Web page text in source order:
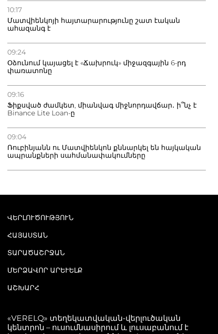
10:17
Մատվիենկոյի հայտարարությունը շատ էական
ահազանգ է
09:24
Օձունում կայացել է «Ճախրուկ» միջազգային 6-րդ
փառատոնը
09:16
Ֆիքսված ժամկետ, միանվագ միջնորդավճար․ ի՞նչ է
Binance Lite Loan-ը
09:04
Ռուբինյանն ու Մատվիենկոն քննարկել են հայկական
ապրանքների սահմանափակումները
ՎԵՐԼՈՒԾՈՒԹՅՈՒՆ
ՀԱՅԱՍՏԱՆ
ՏԱՐԱԾԱՇՐՋԱՆ
ՄԵՐՁԱՎՈՐ ԱՐԵՒԵԼՔ
ԱՇԽԱՐՀ
«VERELQ» տեղեկատվական-վերլուծական
կենտրոն – ուսումնասիրում և լուսաբանում է